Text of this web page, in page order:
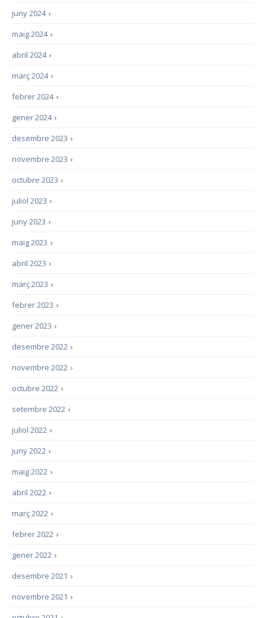
›
juny 2024
›
maig 2024
›
abril 2024
›
març 2024
›
febrer 2024
›
gener 2024
›
desembre 2023
›
novembre 2023
›
octubre 2023
›
juliol 2023
›
juny 2023
›
maig 2023
›
abril 2023
›
març 2023
›
febrer 2023
›
gener 2023
›
desembre 2022
›
novembre 2022
›
octubre 2022
›
setembre 2022
›
juliol 2022
›
juny 2022
›
maig 2022
›
abril 2022
›
març 2022
›
febrer 2022
›
gener 2022
›
desembre 2021
›
novembre 2021